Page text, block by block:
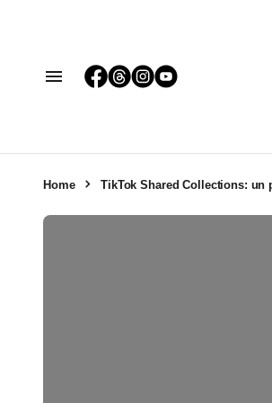
Home TikTok Shared Collections: